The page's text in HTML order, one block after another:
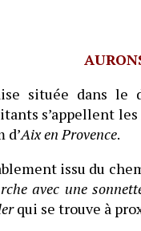
située dans le
s’appellent les
d’Aix en Provence.
issu du
avec une
qui se trouve à